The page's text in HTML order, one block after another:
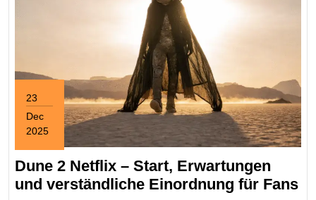
23
Dec
2025
December
23,
2025
Dune 2 Netflix – Start, Erwartungen
und verständliche Einordnung für Fans